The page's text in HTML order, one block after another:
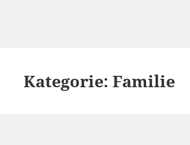
Kategorie:Familie